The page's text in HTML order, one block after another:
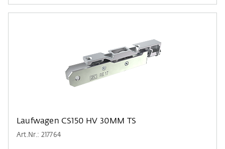
Laufwagen CS150 HV 30MM TS
Art.Nr.: 217764